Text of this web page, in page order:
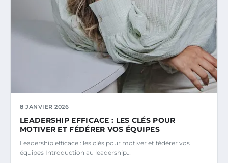
8 JANVIER 2026
LEADERSHIP EFFICACE : LES CLÉS POUR
MOTIVER ET FÉDÉRER VOS ÉQUIPES
Leadership efficace : les clés pour motiver et fédérer vos
équipes Introduction au leadership…